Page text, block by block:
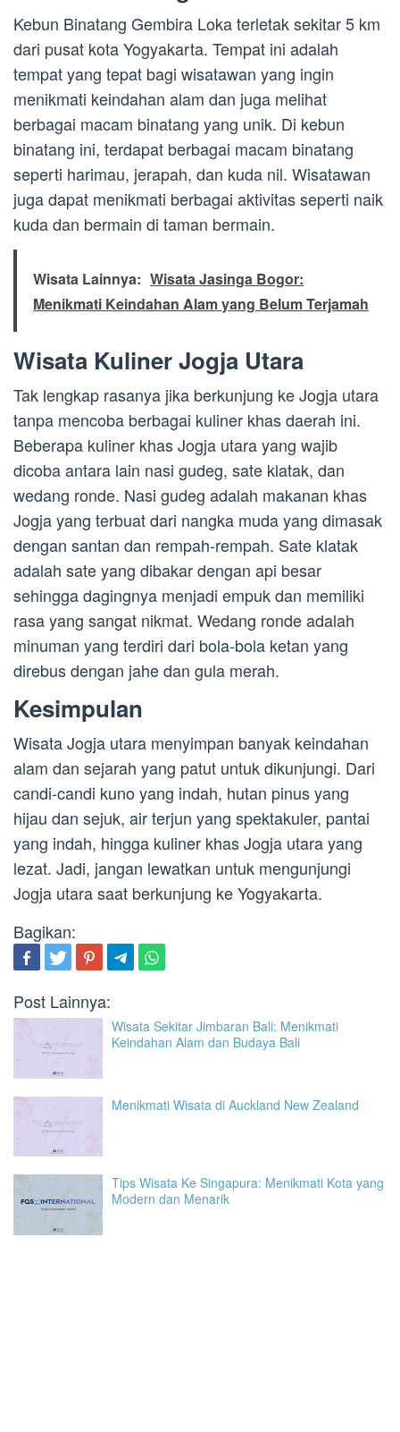
Kebun Binatang Gembira Loka terletak sekitar 5 km
dari pusat kota Yogyakarta. Tempat ini adalah
tempat yang tepat bagi wisatawan yang ingin
menikmati keindahan alam dan juga melihat
berbagai macam binatang yang unik. Di kebun
binatang ini, terdapat berbagai macam binatang
seperti harimau, jerapah, dan kuda nil. Wisatawan
juga dapat menikmati berbagai aktivitas seperti naik
kuda dan bermain di taman bermain.
Wisata Lainnya: Wisata Jasinga Bogor:
Menikmati Keindahan Alam yang Belum Terjamah
Wisata Kuliner Jogja Utara
Tak lengkap rasanya jika berkunjung ke Jogja utara
tanpa mencoba berbagai kuliner khas daerah ini.
Beberapa kuliner khas Jogja utara yang wajib
dicoba antara lain nasi gudeg, sate klatak, dan
wedang ronde. Nasi gudeg adalah makanan khas
Jogja yang terbuat dari nangka muda yang dimasak
dengan santan dan rempah-rempah. Sate klatak
adalah sate yang dibakar dengan api besar
sehingga dagingnya menjadi empuk dan memiliki
rasa yang sangat nikmat. Wedang ronde adalah
minuman yang terdiri dari bola-bola ketan yang
direbus dengan jahe dan gula merah.
Kesimpulan
Wisata Jogja utara menyimpan banyak keindahan
alam dan sejarah yang patut untuk dikunjungi. Dari
candi-candi kuno yang indah, hutan pinus yang
hijau dan sejuk, air terjun yang spektakuler, pantai
yang indah, hingga kuliner khas Jogja utara yang
lezat. Jadi, jangan lewatkan untuk mengunjungi
Jogja utara saat berkunjung ke Yogyakarta.
Bagikan:
Post Lainnya:
Wisata Sekitar Jimbaran Bali: Menikmati
Keindahan Alam dan Budaya Bali
Menikmati Wisata di Auckland New Zealand
Tips Wisata Ke Singapura: Menikmati Kota yang
Modern dan Menarik